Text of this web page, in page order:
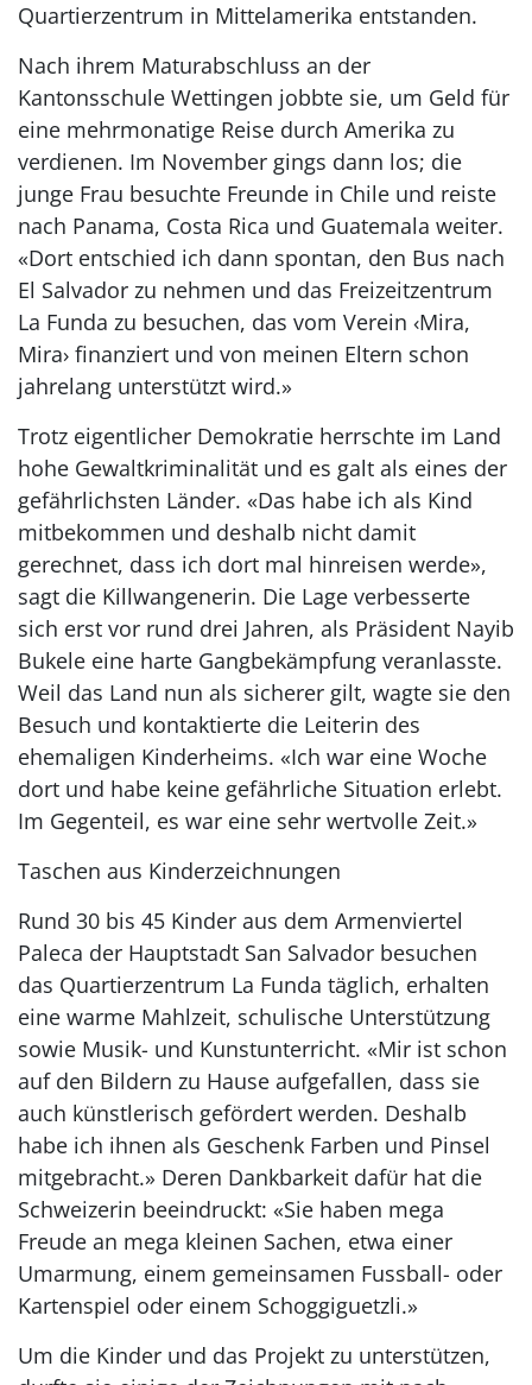
Quartierzentrum in Mittelamerika entstanden.
Nach ihrem Maturabschluss an der
Kantonsschule Wettingen jobbte sie, um Geld für
eine mehrmonatige Reise durch Amerika zu
verdienen. Im November gings dann los; die
junge Frau besuchte Freunde in Chile und reiste
nach Panama, Costa Rica und Guatemala weiter.
«Dort entschied ich dann spontan, den Bus nach
El Salvador zu nehmen und das Freizeitzentrum
La Funda zu besuchen, das vom Verein ‹Mira,
Mira› finanziert und von meinen Eltern schon
jahrelang unterstützt wird.»
Trotz eigentlicher Demokratie herrschte im Land
hohe Gewaltkriminalität und es galt als eines der
gefährlichsten Länder. «Das habe ich als Kind
mitbekommen und deshalb nicht damit
gerechnet, dass ich dort mal hinreisen werde»,
sagt die Killwangenerin. Die Lage verbesserte
sich erst vor rund drei Jahren, als Präsident Nayib
Bukele eine harte Gangbekämpfung veranlasste.
Weil das Land nun als sicherer gilt, wagte sie den
Besuch und kontaktierte die Leiterin des
ehemaligen Kinderheims. «Ich war eine Woche
dort und habe keine gefährliche Situation erlebt.
Im Gegenteil, es war eine sehr wertvolle Zeit.»
Taschen aus Kinderzeichnungen
Rund 30 bis 45 Kinder aus dem Armenviertel
Paleca der Hauptstadt San Salvador besuchen
das Quartierzentrum La Funda täglich, erhalten
eine warme Mahlzeit, schulische Unterstützung
sowie Musik- und Kunstunterricht. «Mir ist schon
auf den Bildern zu Hause aufgefallen, dass sie
auch künstlerisch gefördert werden. Deshalb
habe ich ihnen als Geschenk Farben und Pinsel
mitgebracht.» Deren Dankbarkeit dafür hat die
Schweizerin beeindruckt: «Sie haben mega
Freude an mega kleinen Sachen, etwa einer
Umarmung, einem gemeinsamen Fussball- oder
Kartenspiel oder einem Schoggiguetzli.»
Um die Kinder und das Projekt zu unterstützen,